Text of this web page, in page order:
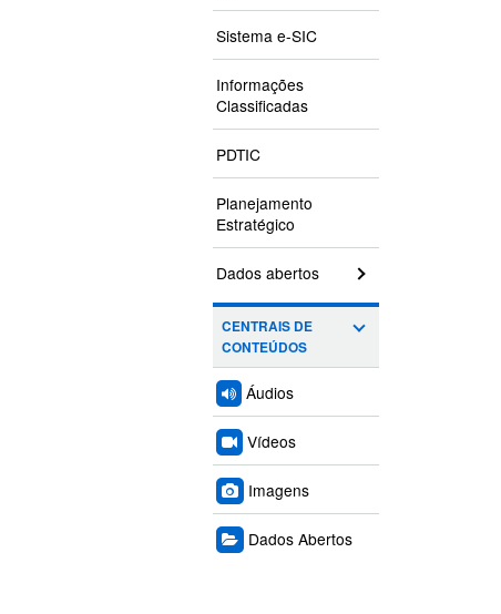
Sistema e-SIC
Informações
Classificadas
PDTIC
Planejamento
Estratégico
Dados abertos
CENTRAIS DE
CONTEÚDOS
Áudios
Vídeos
Imagens
Dados Abertos